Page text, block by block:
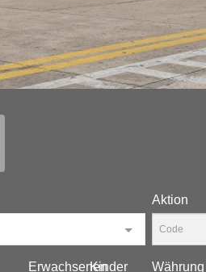
Aktion
ErwachsenenKinder Währung